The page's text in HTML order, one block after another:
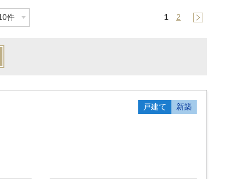
1 2
戸建て 新築